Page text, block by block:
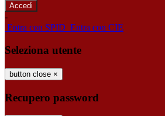
-
Entra con SPID Entra con CIE
Seleziona utente
button close ×
Recupero password